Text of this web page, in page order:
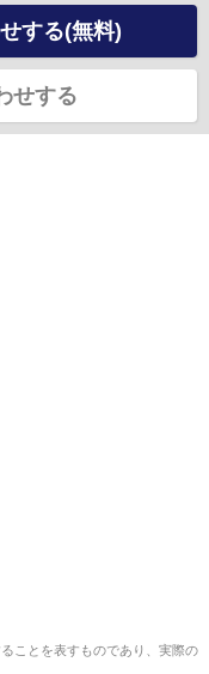
する(無料)
せする
ことを表すものであり、実際の